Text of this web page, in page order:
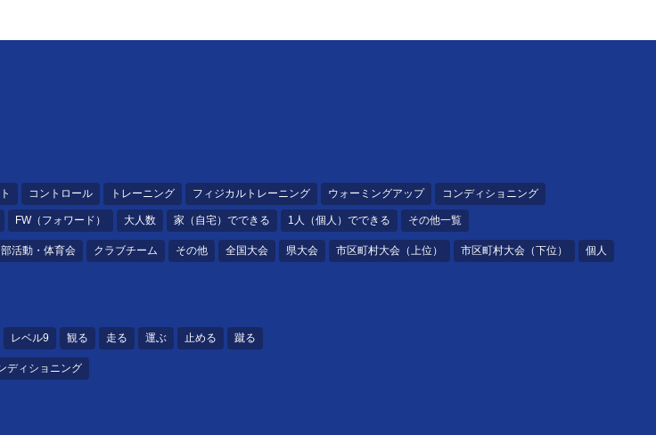
コントロール トレーニング フィジカルトレーニング ウォーミングアップ コンディショニング
FW（フォワード） 大人数 家（自宅）でできる 1人（個人）でできる その他一覧
部活動・体育会 クラブチーム その他 全国大会 県大会 市区町村大会（上位） 市区町村大会（下位） 個人
レベル9 観る 走る 運ぶ 止める 蹴る
ディショニング